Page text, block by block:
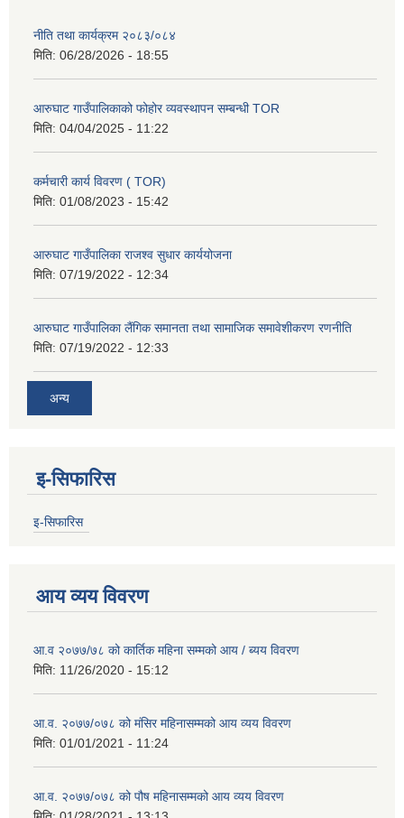
नीति तथा कार्यक्रम २०८३/०८४
मिति: 06/28/2026 - 18:55
आरुघाट गाउँपालिकाको फोहोर व्यवस्थापन सम्बन्धी TOR
मिति: 04/04/2025 - 11:22
कर्मचारी कार्य विवरण ( TOR)
मिति: 01/08/2023 - 15:42
आरुघाट गाउँपालिका राजश्व सुधार कार्ययोजना
मिति: 07/19/2022 - 12:34
आरुघाट गाउँपालिका लैंगिक समानता तथा सामाजिक समावेशीकरण रणनीति
मिति: 07/19/2022 - 12:33
अन्य
इ-सिफारिस
इ-सिफारिस
आय व्यय विवरण
आ.व २०७७/७८ को कार्तिक महिना सम्मको आय / ब्यय विवरण
मिति: 11/26/2020 - 15:12
आ.व. २०७७/०७८ को मंसिर महिनासम्मको आय व्यय विवरण
मिति: 01/01/2021 - 11:24
आ.व. २०७७/०७८ को पौष महिनासम्मको आय व्यय विवरण